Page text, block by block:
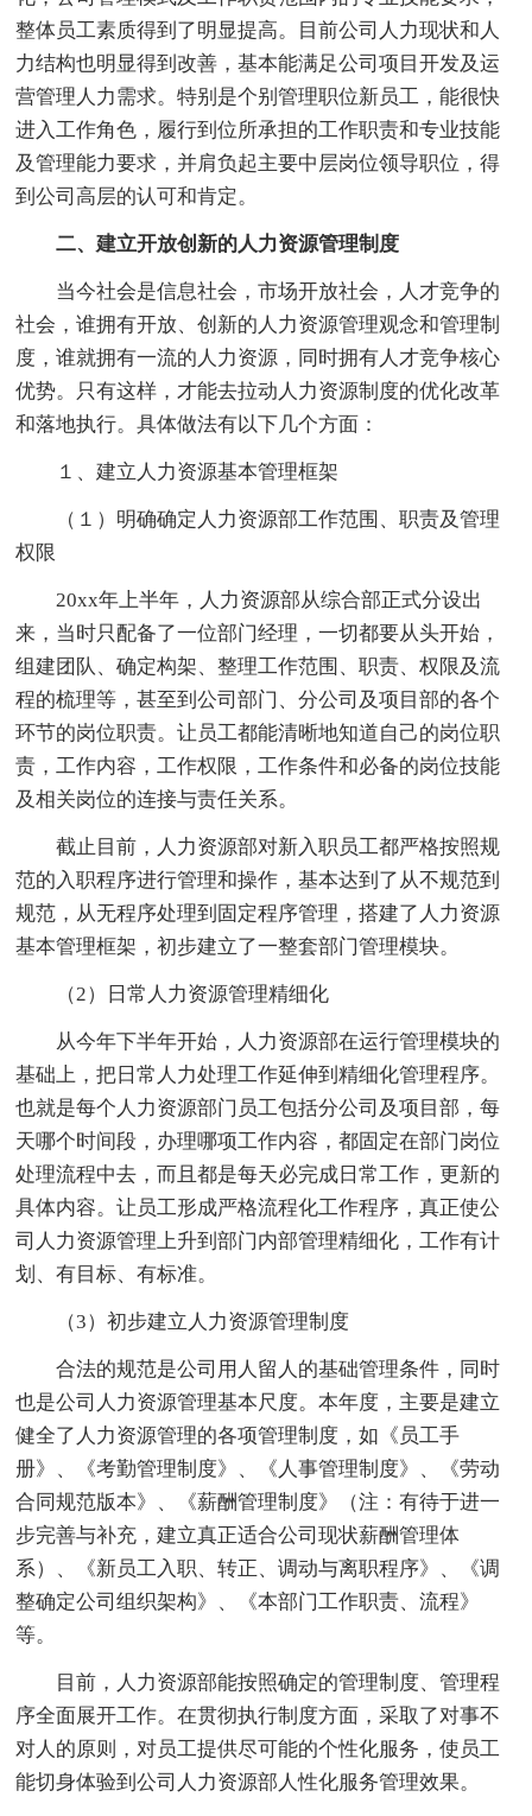
整体员工素质得到了明显提高。目前公司人力现状和人
力结构也明显得到改善，基本能满足公司项目开发及运
营管理人力需求。特别是个别管理职位新员工，能很快
进入工作角色，履行到位所承担的工作职责和专业技能
及管理能力要求，并肩负起主要中层岗位领导职位，得
到公司高层的认可和肯定。
二、建立开放创新的人力资源管理制度
当今社会是信息社会，市场开放社会，人才竞争的
社会，谁拥有开放、创新的人力资源管理观念和管理制
度，谁就拥有一流的人力资源，同时拥有人才竞争核心
优势。只有这样，才能去拉动人力资源制度的优化改革
和落地执行。具体做法有以下几个方面：
１、建立人力资源基本管理框架
（１）明确确定人力资源部工作范围、职责及管理
权限
20xx年上半年，人力资源部从综合部正式分设出
来，当时只配备了一位部门经理，一切都要从头开始，
组建团队、确定构架、整理工作范围、职责、权限及流
程的梳理等，甚至到公司部门、分公司及项目部的各个
环节的岗位职责。让员工都能清晰地知道自己的岗位职
责，工作内容，工作权限，工作条件和必备的岗位技能
及相关岗位的连接与责任关系。
截止目前，人力资源部对新入职员工都严格按照规
范的入职程序进行管理和操作，基本达到了从不规范到
规范，从无程序处理到固定程序管理，搭建了人力资源
基本管理框架，初步建立了一整套部门管理模块。
（2）日常人力资源管理精细化
从今年下半年开始，人力资源部在运行管理模块的
基础上，把日常人力处理工作延伸到精细化管理程序。
也就是每个人力资源部门员工包括分公司及项目部，每
天哪个时间段，办理哪项工作内容，都固定在部门岗位
处理流程中去，而且都是每天必完成日常工作，更新的
具体内容。让员工形成严格流程化工作程序，真正使公
司人力资源管理上升到部门内部管理精细化，工作有计
划、有目标、有标准。
（3）初步建立人力资源管理制度
合法的规范是公司用人留人的基础管理条件，同时
也是公司人力资源管理基本尺度。本年度，主要是建立
健全了人力资源管理的各项管理制度，如《员工手
册》、《考勤管理制度》、《人事管理制度》、《劳动
合同规范版本》、《薪酬管理制度》（注：有待于进一
步完善与补充，建立真正适合公司现状薪酬管理体
系）、《新员工入职、转正、调动与离职程序》、《调
整确定公司组织架构》、《本部门工作职责、流程》
等。
目前，人力资源部能按照确定的管理制度、管理程
序全面展开工作。在贯彻执行制度方面，采取了对事不
对人的原则，对员工提供尽可能的个性化服务，使员工
能切身体验到公司人力资源部人性化服务管理效果。